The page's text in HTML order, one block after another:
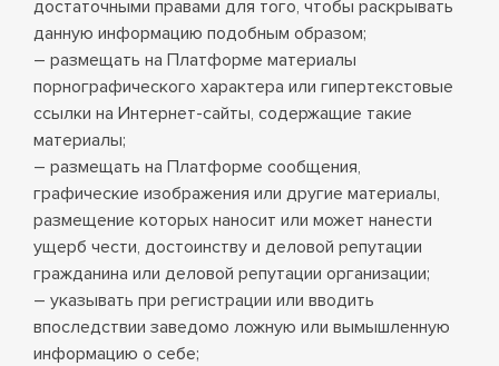
достаточными правами для того, чтобы раскрывать
данную информацию подобным образом;
– размещать на Платформе материалы
порнографического характера или гипертекстовые
ссылки на Интернет-сайты, содержащие такие
материалы;
– размещать на Платформе сообщения,
графические изображения или другие материалы,
размещение которых наносит или может нанести
ущерб чести, достоинству и деловой репутации
гражданина или деловой репутации организации;
– указывать при регистрации или вводить
впоследствии заведомо ложную или вымышленную
информацию о себе;